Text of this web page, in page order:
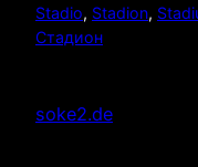
Stadio, Stadion,
Стадион
soke2.de